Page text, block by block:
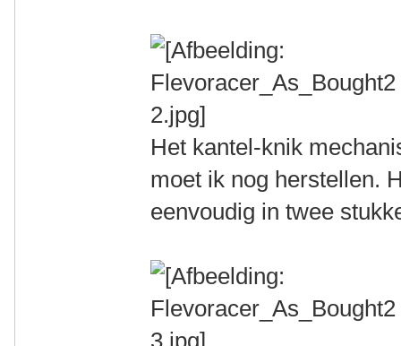
Het kantel-knik
moet ik nog herstellen.
eenvoudig in twee